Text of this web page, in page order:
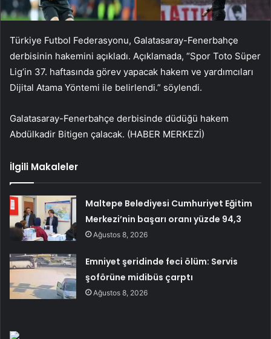
Türkiye Futbol Federasyonu, Galatasaray-Fenerbahçe
derbisinin hakemini açıkladı. Açıklamada, “Spor Toto Süper
Lig’in 37. haftasında görev yapacak hakem ve yardımcıları
Dijital Atama Yöntemi ile belirlendi.” söylendi.
Galatasaray-Fenerbahçe derbisinde düdüğü hakem
Abdülkadir Bitigen çalacak. (HABER MERKEZİ)
İlgili Makaleler
Maltepe Belediyesi Cumhuriyet Eğitim
Merkezi’nin başarı oranı yüzde 94,3
Ağustos 8, 2026
Emniyet şeridinde feci ölüm: Servis
şoförüne midibüs çarptı
Ağustos 8, 2026